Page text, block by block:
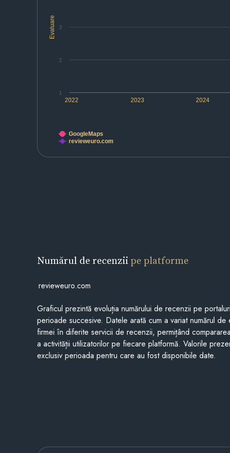
Evaluare
2022 2023 2024
1
2
3
GoogleMaps
revieweuro.com
Numărul de recenziipe platforme
revieweuro.com
Graficul prezintă evoluția numărului de recenzii pe
perioade succesive. Datele arată cum a variat numărul de
firmei în diferite servicii de recenzii, permițând
a activității utilizatorilor pe fiecare platformă. Valorile
exclusiv perioada pentru care au fost disponibile date.